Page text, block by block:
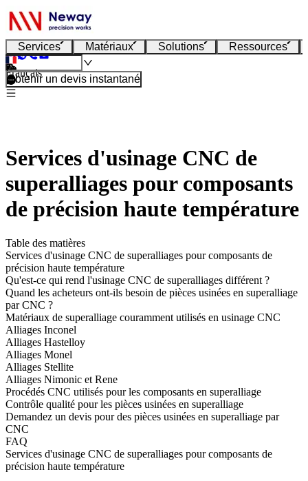
Services Matériaux Solutions Ressources
Français
Obtenir un devis instantané
Services d'usinage CNC de
superalliages pour composants
de précision haute température
Table des matières
Services d'usinage CNC de superalliages pour composants de
précision haute température
Qu'est-ce qui rend l'usinage CNC de superalliages différent ?
Quand les acheteurs ont-ils besoin de pièces usinées en superalliage
par CNC ?
Matériaux de superalliage couramment utilisés en usinage CNC
Alliages Inconel
Alliages Hastelloy
Alliages Monel
Alliages Stellite
Alliages Nimonic et Rene
Procédés CNC utilisés pour les composants en superalliage
Contrôle qualité pour les pièces usinées en superalliage
Demandez un devis pour des pièces usinées en superalliage par
CNC
FAQ
Services d'usinage CNC de superalliages pour composants de
précision haute température